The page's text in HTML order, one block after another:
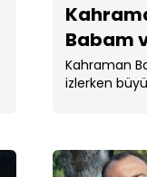
Babam
kamera
Kahraman
izlerken